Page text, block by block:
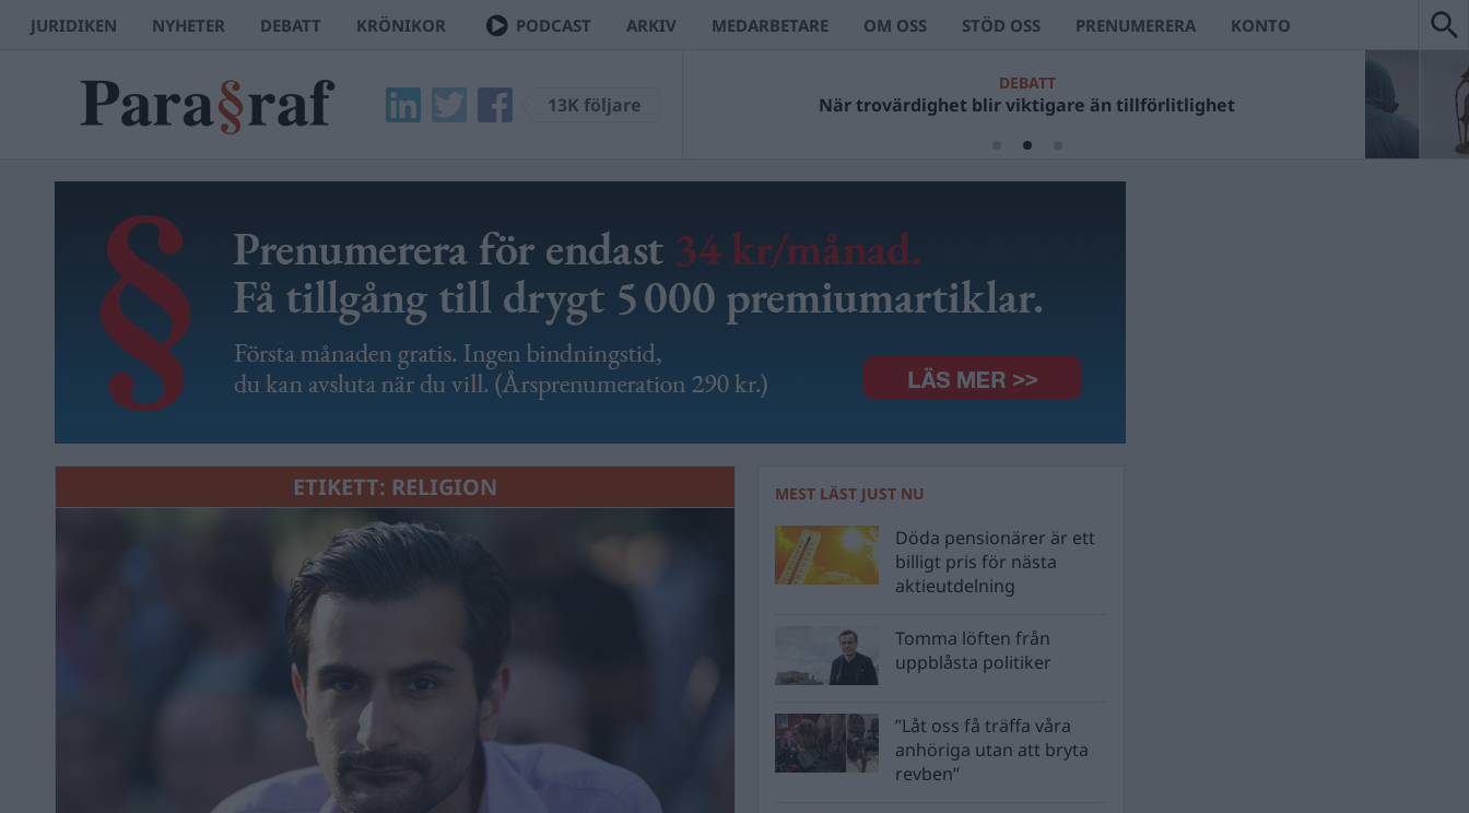
JURIDIKEN NYHETER DEBATT KRÖNIKOR PODCAST ARKIV MEDARBETARE OM OSS STÖD OSS PRENUMERERA KONTO
13K följare
DEBATT
När trovärdighet blir viktigare än tillförlitlighet
VECKANS VÄRSTA
Ingen kan väl ha missat Ulf Kristerssons fotosessioner?
ETIKETT: RELIGION MEST LÄST JUST NU
Döda pensionärer är ett
billigt pris för nästa
aktieutdelning
Tomma löften från
uppblåsta politiker
”Låt oss få träffa våra
anhöriga utan att bryta
revben”